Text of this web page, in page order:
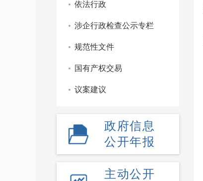
依法行政
涉企行政检查公示专栏
规范性文件
国有产权交易
议案建议
政府信息
公开年报
主动公开